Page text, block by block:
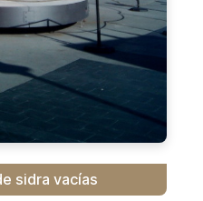
sidra vacías